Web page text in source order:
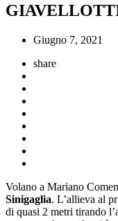
Giugno 7, 2021
share
Volano a Mariano
Sinigaglia. L’allieva al
di quasi 2 metri tirando